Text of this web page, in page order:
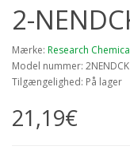
2-
Mærke: Research
Model nummer: 2NENDCK
Tilgængelighed: På lager
21,19€